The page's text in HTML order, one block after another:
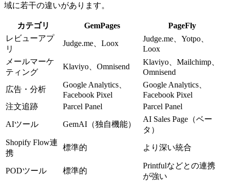
域に若干の違いがあります。
カテゴリ GemPages
PageFly
レビューアプ
リ
Judge.me、Loox
Judge.me、Yotpo、
Loox
メールマーケ
ティング
Klaviyo、Omnisend
Klaviyo、Mailchimp、
Omnisend
広告・分析
Google Analytics、
Facebook Pixel
Google Analytics、
Facebook Pixel
注文追跡
Parcel Panel Parcel Panel
AIツール GemAI（独自機能）
AI Sales Page（ベー
タ）
Shopify Flow連
携
標準的 より深い統合
PODツール 標準的
Printfulなどとの連携
が強い